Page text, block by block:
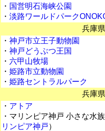
・ 国営明石海峡公園
・ 淡路ワールドパーク
兵庫
・ 神戸市立王子動物園
・ 神戸どうぶつ王国
・ 六甲山牧場
・ 姫路市立動物園
・ 姫路セントラルパーク
兵庫
・ アトア
・マリンピア神戸 小さな水
リンピア神戸）